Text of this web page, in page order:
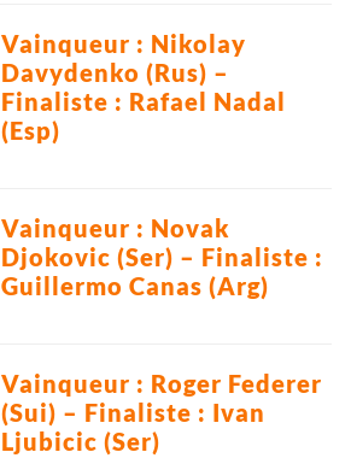
Vainqueur : Nikolay
Davydenko (Rus) –
Finaliste : Rafael Nadal
(Esp)
Vainqueur : Novak
Djokovic (Ser) – Finaliste :
Guillermo Canas (Arg)
Vainqueur : Roger Federer
(Sui) – Finaliste : Ivan
Ljubicic (Ser)